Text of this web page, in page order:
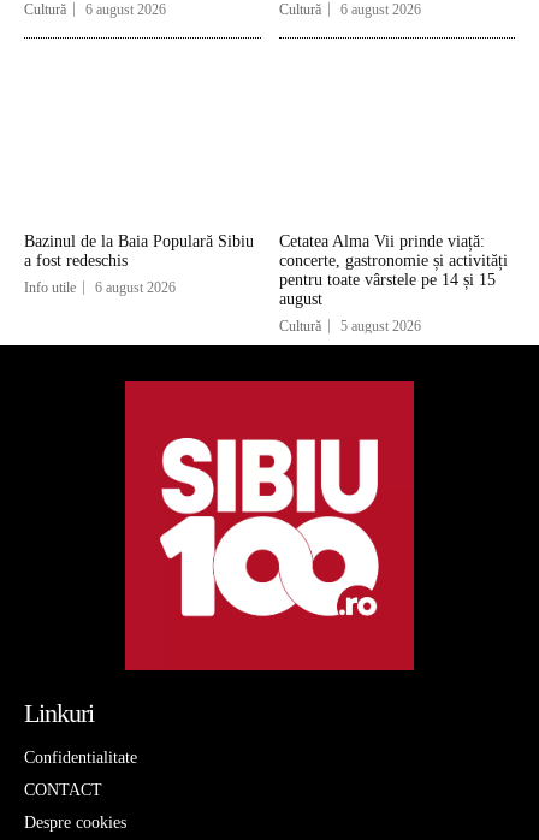
Cultură 6 august 2026 Cultură 6 august 2026
Bazinul de la Baia Populară Sibiu
a fost redeschis
Info utile 6 august 2026
Cetatea Alma Vii prinde viață:
concerte, gastronomie și activități
pentru toate vârstele pe 14 și 15
august
Cultură 5 august 2026
Linkuri
Confidentialitate
CONTACT
Despre cookies